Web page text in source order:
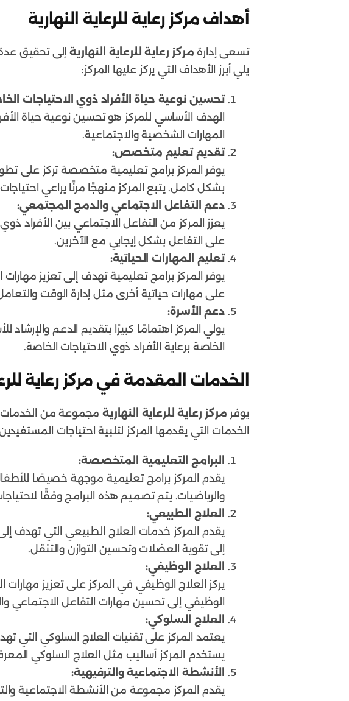
أهداف مركز رعاية للرعاية النهارية
تسعى إدارة مركز رعاية للرعاية النهاريةإلى تحقيق عدة
يلي أبرز الأهداف التي يركز عليها المركز:
تحسين نوعية حياة الأفراد ذوي الاحتياجات
الهدف الأساسي للمركز هو تحسين نوعية حياة
المهارات الشخصية والاجتماعية.
تقديم تعليم متخصص:
يوفر المركز برامج تعليمية متخصصة تركز على
بشكل كامل. يتبع المركز منهجًا مرنًا يراعي
دعم التفاعل الاجتماعي والدمج المجتمعي:
يعزز المركز من التفاعل الاجتماعي بين
على التفاعل بشكل إيجابي مع الآخرين.
تعليم المهارات الحياتية:
يوفر المركز برامج تعليمية تهدف إلى تعزيز
على مهارات حياتية أخرى مثل إدارة الوقت
دعم الأسرة:
يولي المركز اهتمامًا كبيرًا بتقديم الدعم
الخاصة برعاية الأفراد ذوي الاحتياجات الخاصة.
الخدمات المقدمة في مركز رعاية
يوفر مركز رعاية للرعاية النهاريةمجموعة من الخدمات
الخدمات التي يقدمها المركز لتلبية احتياجات
البرامج التعليمية المتخصصة:
يقدم المركز برامج تعليمية موجهة خصيصًا
والرياضيات. يتم تصميم هذه البرامج وفقًا
العلاج الطبيعي:
يقدم المركز خدمات العلاج الطبيعي التي تهدف
إلى تقوية العضلات وتحسين التوازن والتنقل.
العلاج الوظيفي:
يركز العلاج الوظيفي في المركز على تعزيز مهارات
الوظيفي إلى تحسين مهارات التفاعل
العلاج السلوكي:
يعتمد المركز على تقنيات العلاج السلوكي التي
يستخدم المركز أساليب مثل العلاج السلوكي
الأنشطة الاجتماعية والترفيهية:
يقدم المركز مجموعة من الأنشطة الاجتماعية